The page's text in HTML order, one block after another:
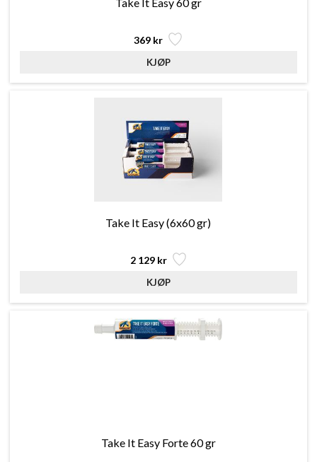
369 kr
Take It Easy (6x60 gr)
2 129 kr
Take It Easy Forte 60 gr